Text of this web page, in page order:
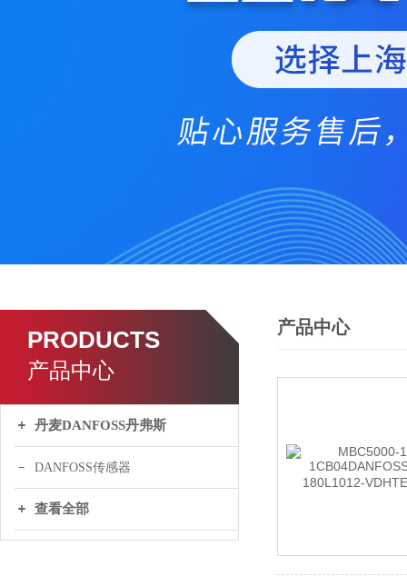
PRODUCTS
产品中心
丹麦DANFOSS丹弗斯
DANFOSS传感器
查看全部
产品中心